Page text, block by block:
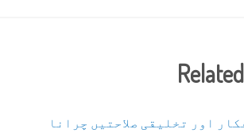
اور تخلیقی صلاحتیں چرانا